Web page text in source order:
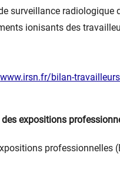
surveillance radiologique
ionisants des
www.irsn.fr/bilan-travailleurs
expositions
professionnelles